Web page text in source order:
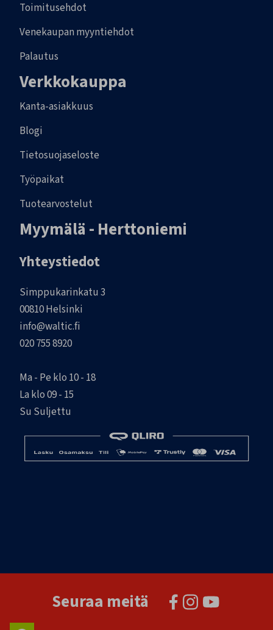
Toimitusehdot
Venekaupan myyntiehdot
Palautus
Verkkokauppa
Kanta-asiakkuus
Blogi
Tietosuojaseloste
Työpaikat
Tuotearvostelut
Myymälä - Herttoniemi
Yhteystiedot
Simppukarinkatu 3
00810 Helsinki
info@waltic.fi
020 755 8920
Ma - Pe klo 10 - 18
La klo 09 - 15
Su Suljettu
Seuraa meitä